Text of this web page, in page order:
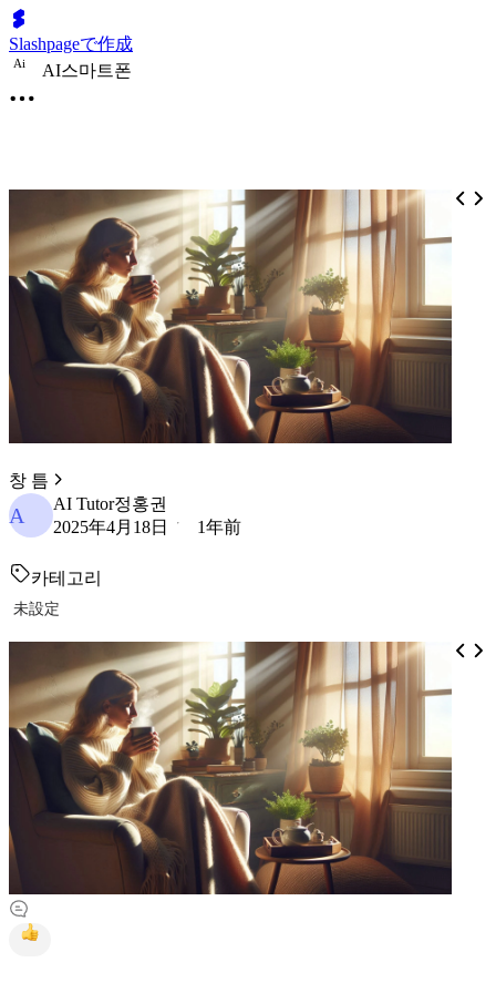
Slashpageで作成
Ai AI스마트폰
창 틈
A
AI Tutor정홍권
2025年4月18日
1年前
카테고리
未設定